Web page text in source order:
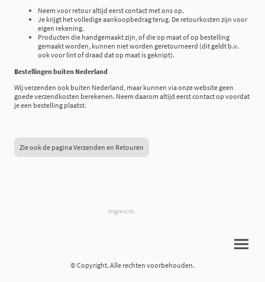
Neem voor retour altijd eerst contact met ons op.
Je krijgt het volledige aankoopbedrag terug. De retourkosten zijn voor
eigen rekening.
Producten die handgemaakt zijn, of die op maat of op bestelling
gemaakt worden, kunnen niet worden geretourneerd (dit geldt b.v.
ook voor lint of draad dat op maat is geknipt).
Bestellingen buiten Nederland
Wij verzenden ook buiten Nederland, maar kunnen via onze website geen
goede verzendkosten berekenen. Neem daarom altijd eerst contact op voordat
je een bestelling plaatst.
Zie ook de pagina Verzenden en Retouren
© Copyright. Alle rechten voorbehouden.